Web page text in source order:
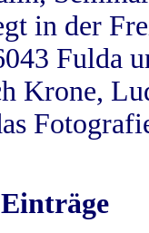
in der
Fulda
Krone,